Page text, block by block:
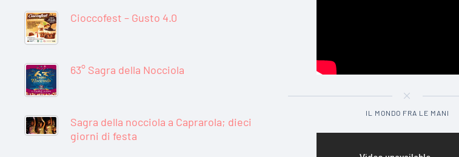
Cioccofest – Gusto 4.0
63° Sagra della Nocciola
Sagra della nocciola a Caprarola; dieci
giorni di festa
IL MONDO FRA LE MANI